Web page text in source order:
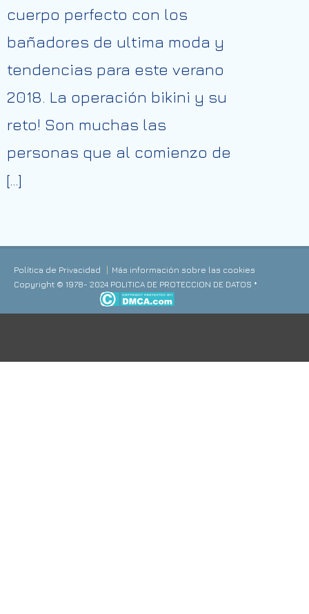
cuerpo perfecto con los
bañadores de ultima moda y
tendencias para este verano
2018. La operación bikini y su
reto! Son muchas las
personas que al comienzo de
[…]
Política de Privacidad
Más información sobre las cookies
Copyright © 1978- 2024 POLITICA DE PROTECCION DE DATOS *